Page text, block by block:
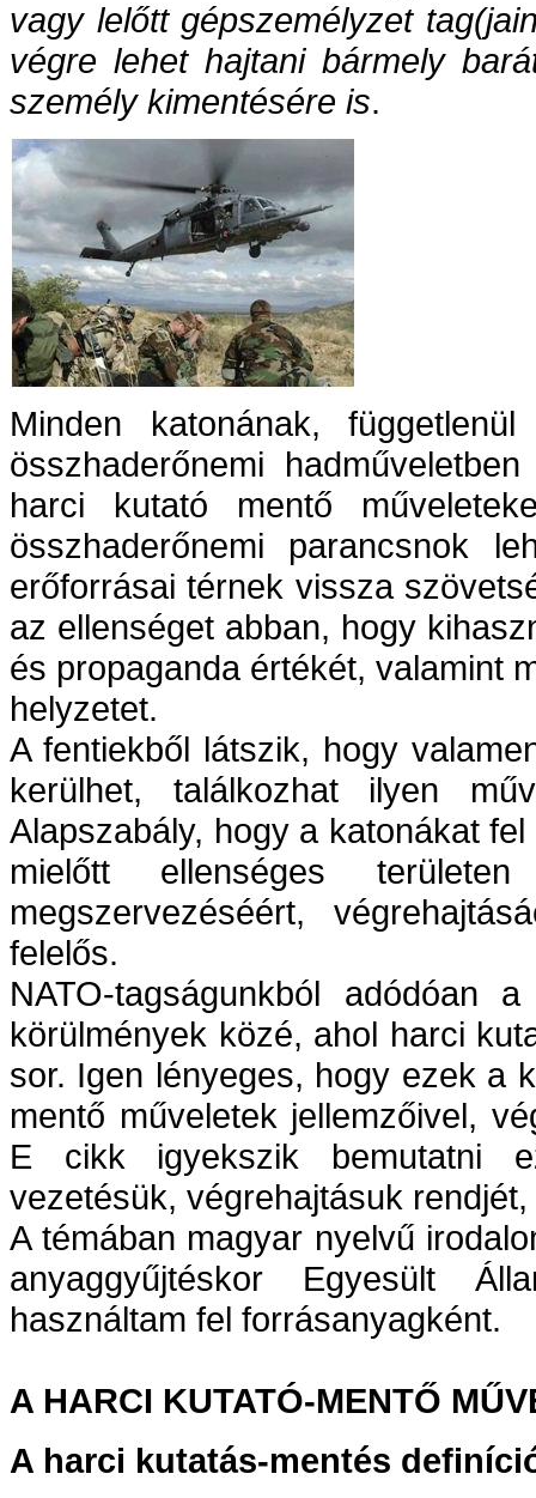
vagy lelőtt gépszemélyzet
végre lehet hajtani bármely
személy kimentésére is.
Minden katonának,
összhaderőnemi
harci kutató mentő
összhaderőnemi parancsnok
erőforrásai térnek vissza
az ellenséget abban, hogy
és propaganda értékét, valamint
helyzetet.
A fentiekből látszik, hogy
kerülhet, találkozhat ilyen
Alapszabály, hogy a katonákat
mielőtt ellenséges
megszervezéséért,
felelős.
NATO-tagságunkból adódóan
körülmények közé, ahol harci
sor. Igen lényeges, hogy ezek a
mentő műveletek jellemzőivel,
E cikk igyekszik bemutatni
vezetésük, végrehajtásuk
A témában magyar nyelvű
anyaggyűjtéskor Egyesült
használtam fel forrásanyagként.
A HARCI KUTATÓ-MENTŐ
A harci kutatás-mentés